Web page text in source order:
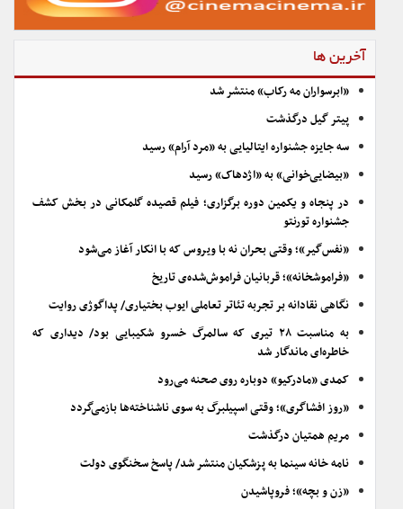
آخرین ها
«ابرسواران مه رکاب» منتشر شد
پیتر گیل درگذشت
سه جایزه جشنواره ایتالیایی به «مرد آرام» رسید
«بیضایی‌خوانی» به «اژدهاک» رسید
در پنجاه و یکمین دوره برگزاری؛ فیلم قصیده گلمکانی در بخش کشف
جشنواره تورنتو
«نفس‌گیر»؛ وقتی بحران نه با ویروس که با انکار آغاز می‌شود
«فراموشخانه»؛ قربانیان فراموش‌شده‌ی تاریخ
نگاهی نقادانه بر تجربه تئاتر تعاملی ایوب بختیاری/ پداگوژی روایت
به مناسبت ۲۸ تیری که سالمرگ خسرو شکیبایی بود/ دیداری که
خاطره‌ای ماندگار شد
کمدی «مادرکیو» دوباره روی صحنه می‌رود
«روز افشاگری»؛ وقتی اسپیلبرگ به سوی ناشناخته‌ها بازمی‌گردد
مریم همتیان درگذشت
نامه خانه سینما به پزشکیان منتشر شد/ پاسخ سخنگوی دولت
«زن و بچه»؛ فروپاشیدن